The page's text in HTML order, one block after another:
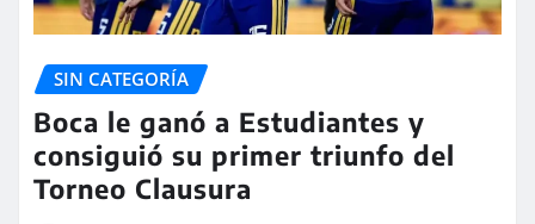
SIN CATEGORÍA
Boca le ganó a Estudiantes y
consiguió su primer triunfo del
Torneo Clausura